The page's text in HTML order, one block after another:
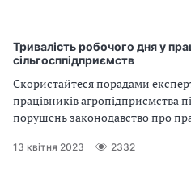
Тривалість робочого дня у
сільгосппідприємств
Скористайтеся порадами
працівників агропідприємства
порушень законодавство про
13 квітня 2023 2332